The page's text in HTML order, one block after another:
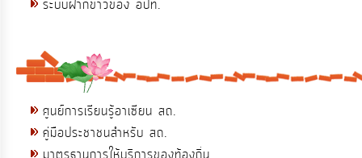
ระบบฝากข่าวของ อปท.
ศูนย์การเรียนรู้อาเซียน สถ.
คู่มือประชาชนสำหรับ สถ.